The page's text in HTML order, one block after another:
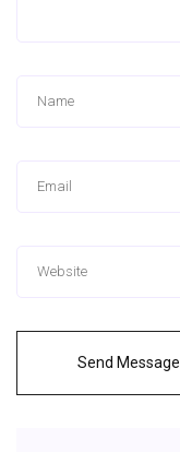
Send Message